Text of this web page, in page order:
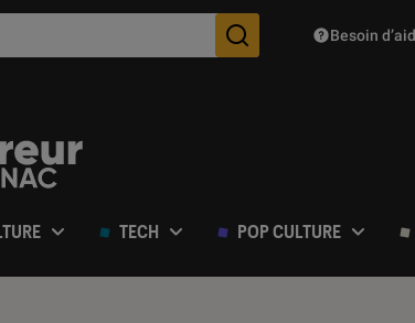
Des suggestions
Besoin
TECH POP CULTURE